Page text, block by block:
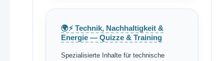
🌍⚡ Technik, Nachhaltigkeit &
Energie — Quizze & Training
Spezialisierte Inhalte für technische